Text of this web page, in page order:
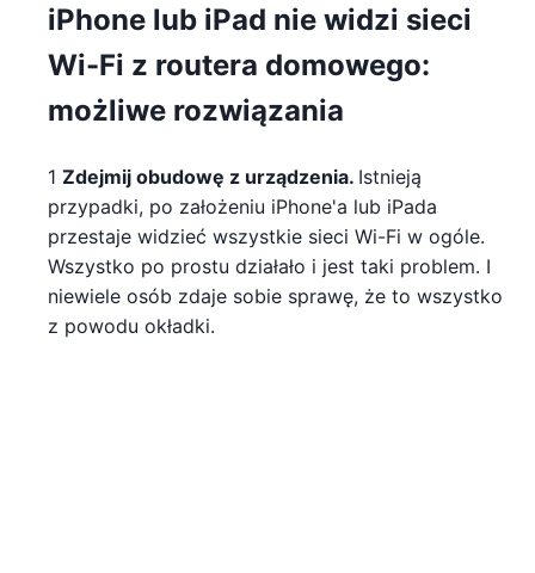
iPhone lub iPad nie widzi sieci
Wi-Fi z routera domowego:
możliwe rozwiązania
1 Zdejmij obudowę z urządzenia. Istnieją
przypadki, po założeniu iPhone'a lub iPada
przestaje widzieć wszystkie sieci Wi-Fi w ogóle.
Wszystko po prostu działało i jest taki problem. I
niewiele osób zdaje sobie sprawę, że to wszystko
z powodu okładki.